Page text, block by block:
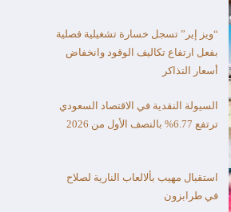
“ويز إير” تسجل خسارة تشغيلية فصلية
بفعل ارتفاع تكاليف الوقود وانخفاض
أسعار التذاكر
السيولة النقدية في الاقتصاد السعودي
ترتفع 6.77% بالنصف الأول من 2026
استقبال مهيب بألالعاب النارية لصلاح
في طرابزون